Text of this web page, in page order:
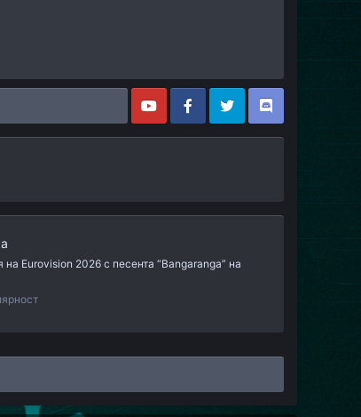
Eurovision 2026 с песента “Bangaranga” на